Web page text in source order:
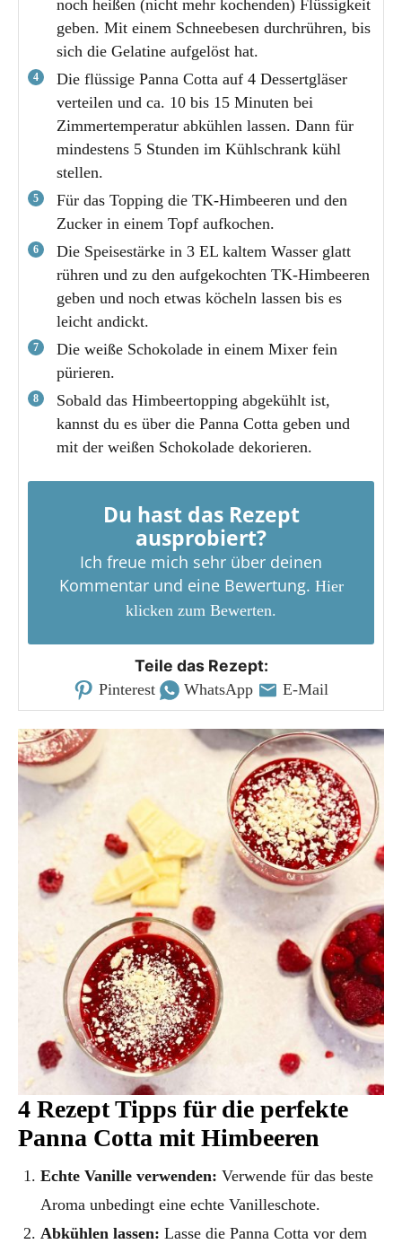
noch heißen (nicht mehr kochenden) Flüssigkeit
geben. Mit einem Schneebesen durchrühren, bis
sich die Gelatine aufgelöst hat.
Die flüssige Panna Cotta auf 4 Dessertgläser
verteilen und ca. 10 bis 15 Minuten bei
Zimmertemperatur abkühlen lassen. Dann für
mindestens 5 Stunden im Kühlschrank kühl
stellen.
Für das Topping die TK-Himbeeren und den
Zucker in einem Topf auf­kochen.
Die Speisestärke in 3 EL kaltem Wasser glatt
rühren und zu den aufgekochten TK-Himbeeren
geben und noch etwas köcheln lassen bis es
leicht andickt.
Die weiße Schokolade in einem Mixer fein
pürieren.
Sobald das Himbeertopping abgekühlt ist,
kannst du es über die Panna Cotta geben und
mit der weißen Schokolade dekorieren.
Du hast das Rezept
ausprobiert?
Ich freue mich sehr über deinen
Kommentar und eine Bewertung. Hier
klicken zum Bewerten.
Teile das Rezept:
Pinterest WhatsApp E-Mail
4 Rezept Tipps für die perfekte
Panna Cotta mit Himbeeren
Echte Vanille verwenden: Verwende für das beste
Aroma unbedingt eine echte Vanilleschote.
Abkühlen lassen: Lasse die Panna Cotta vor dem